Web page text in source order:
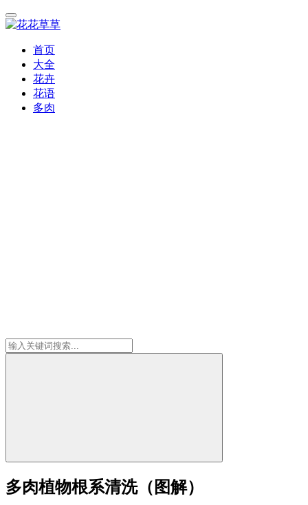
首页
大全
花卉
花语
多肉
多肉植物根系清洗（图解）